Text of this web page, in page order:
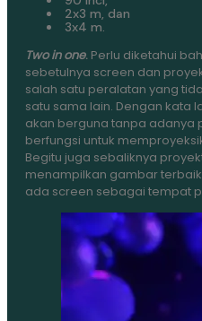
2x3 m, dan
3x4 m.
Two in one. Perlu diketahui
sebetulnya screen dan
salah satu peralatan yang
satu sama lain. Dengan kata
akan berguna tanpa adanya
berfungsi untuk
Begitu juga sebaliknya
menampilkan gambar
ada screen sebagai tempat